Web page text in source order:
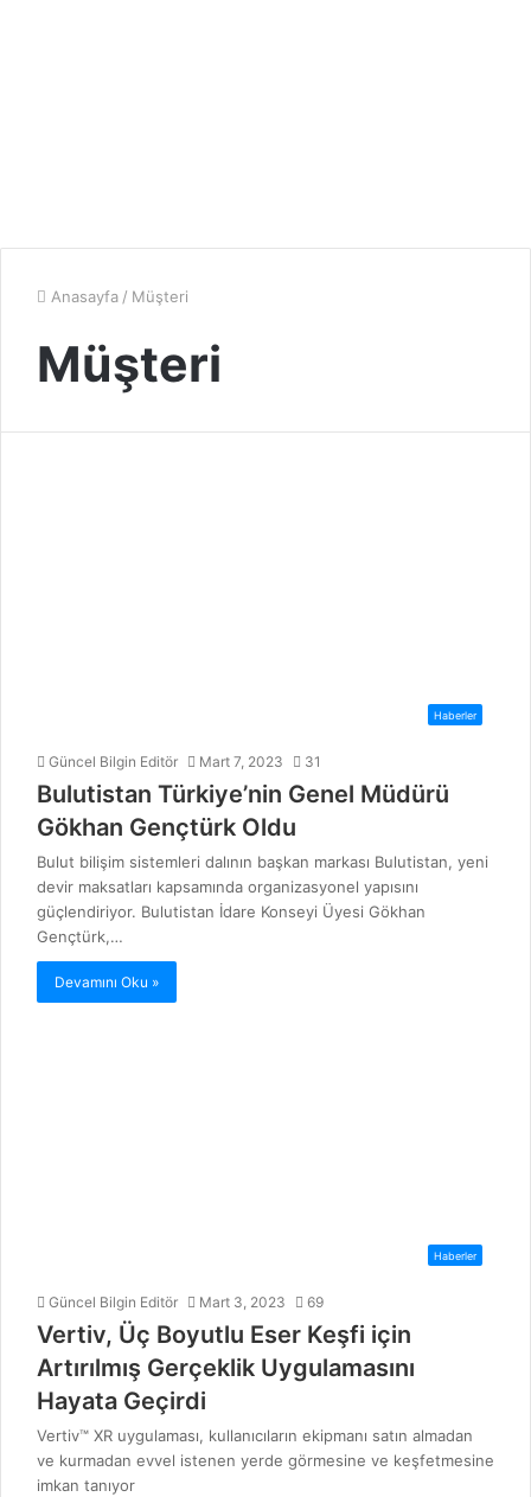
Anasayfa / Müşteri
Müşteri
Haberler
Güncel Bilgin Editör Mart 7, 2023 31
Bulutistan Türkiye’nin Genel Müdürü
Gökhan Gençtürk Oldu
Bulut bilişim sistemleri dalının başkan markası Bulutistan, yeni
devir maksatları kapsamında organizasyonel yapısını
güçlendiriyor. Bulutistan İdare Konseyi Üyesi Gökhan
Gençtürk,…
Devamını Oku »
Haberler
Güncel Bilgin Editör Mart 3, 2023 69
Vertiv, Üç Boyutlu Eser Keşfi için
Artırılmış Gerçeklik Uygulamasını
Hayata Geçirdi
Vertiv™ XR uygulaması, kullanıcıların ekipmanı satın almadan
ve kurmadan evvel istenen yerde görmesine ve keşfetmesine
imkan tanıyor